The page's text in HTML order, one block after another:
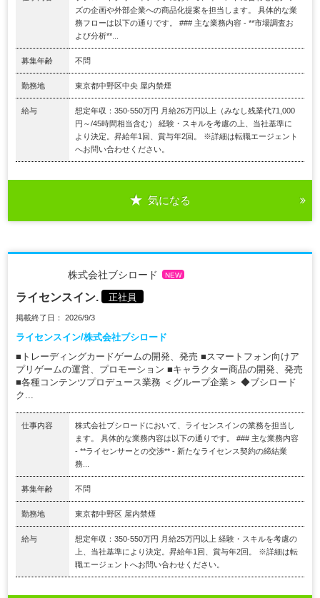
ズの企画や外部企業への商品化提案を担当します。 具体的な業
務フローは以下の通りです。 ### 主な業務内容 - **市場調査お
よび分析**...
募集年齢 不問
勤務地 東京都中野区中央 屋内禁煙
給与
想定年収：350-550万円 月給26万円以上（みなし残業代71,000
円～/45時間相当含む） 経験・スキルを考慮の上、当社基準に
より決定。昇給年1回、賞与年2回。 ※詳細は転職エージェント
へお問い合わせください。
気になる
株式会社ブシロード NEW
ライセンスイン. 正社員
掲載終了日： 2026/9/3
ライセンスイン/株式会社ブシロード
■トレーディングカードゲームの開発、発売 ■スマートフォン向けア
プリゲームの運営、プロモーション ■キャラクター商品の開発、発売
■各種コンテンツプロデュース業務 ＜グループ企業＞ ◆ブシロード
ク...
仕事内容
株式会社ブシロードにおいて、ライセンスインの業務を担当し
ます。 具体的な業務内容は以下の通りです。 ### 主な業務内容
- **ライセンサーとの交渉** - 新たなライセンス契約の締結業
務...
募集年齢 不問
勤務地 東京都中野区 屋内禁煙
給与
想定年収：350-550万円 月給25万円以上 経験・スキルを考慮の
上、当社基準により決定。昇給年1回、賞与年2回。 ※詳細は転
職エージェントへお問い合わせください。